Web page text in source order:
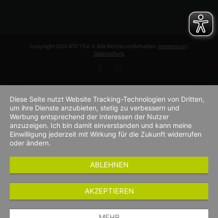
Copyright 2024 SFD '75 e. V. Alle Rechte vorbehalten. Impressum /
Datenschutz
Diese Seite nutzt Website Tracking-Technologien von Dritten,
um ihre Dienste anzubieten, stetig zu verbessern und
Werbung entsprechend der Interessen der Nutzer
anzuzeigen. Ich bin damit einverstanden und kann meine
Einwilligung jederzeit mit Wirkung für die Zukunft widerrufen
oder ändern.
ABLEHNEN
AKZEPTIEREN